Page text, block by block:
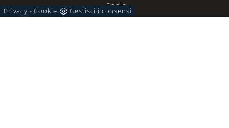
Sedie
Privacy -Cookie Gestisci i consensi